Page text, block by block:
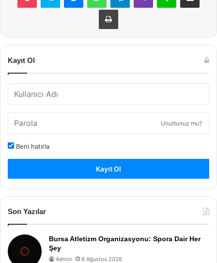
Yazdır
Kayıt Ol
Unuttunuz mu?
Beni hatırla
Kayıt Ol
Son Yazılar
Bursa Atletizm Organizasyonu: Spora Dair Her
Şey
Admin 8 Ağustos 2026